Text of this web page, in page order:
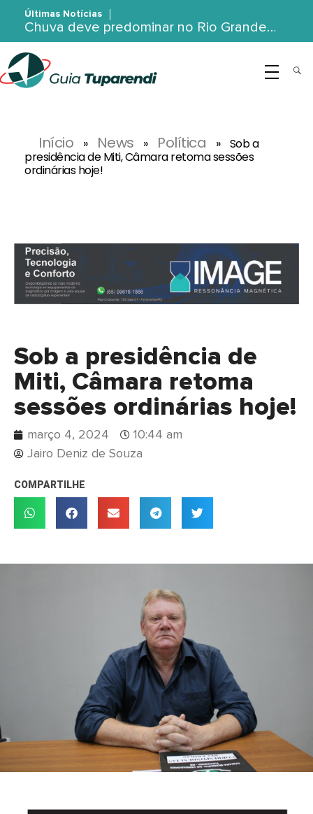
Últimas Notícias
Chuva deve predominar no Rio Grande…
Início » News » Política » Sob a
presidência de Miti, Câmara retoma sessões
ordinárias hoje!
Sob a presidência de
Miti, Câmara retoma
sessões ordinárias hoje!
março 4, 2024
10:44 am
Jairo Deniz de Souza
COMPARTILHE